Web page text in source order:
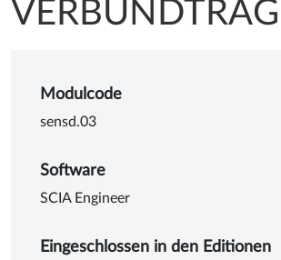
Modulcode
sensd.03
Software
SCIA Engineer
Eingeschlossen in den Editionen